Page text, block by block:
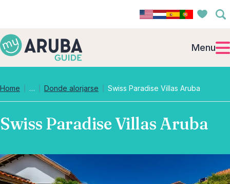
Menu
Home … Collapsed breadcrumb levels
Donde alorjarse Swiss Paradise Villas Aruba
Swiss Paradise Villas Aruba